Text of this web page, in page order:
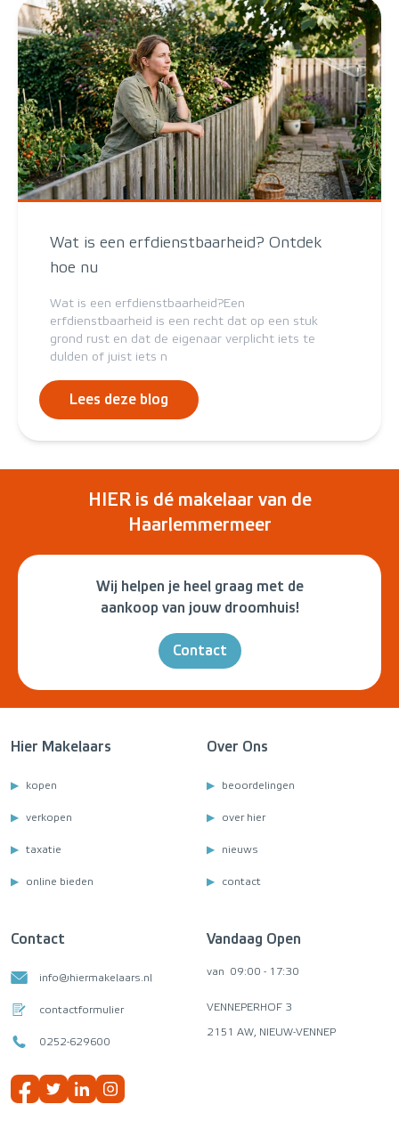
Wat is een erfdienstbaarheid? Ontdek
hoe nu
Wat is een erfdienstbaarheid?Een
erfdienstbaarheid is een recht dat op een stuk
grond rust en dat de eigenaar verplicht iets te
dulden of juist iets n
Lees deze blog
HIER is dé makelaar van de
Haarlemmermeer
Wij helpen je heel graag met de
aankoop van jouw droomhuis!
Contact
Hier Makelaars
kopen
verkopen
taxatie
online bieden
Over Ons
beoordelingen
over hier
nieuws
contact
Contact
info@hiermakelaars.nl
contactformulier
0252-629600
Vandaag Open
van 09:00 - 17:30
VENNEPERHOF 3
2151 AW, NIEUW-VENNEP